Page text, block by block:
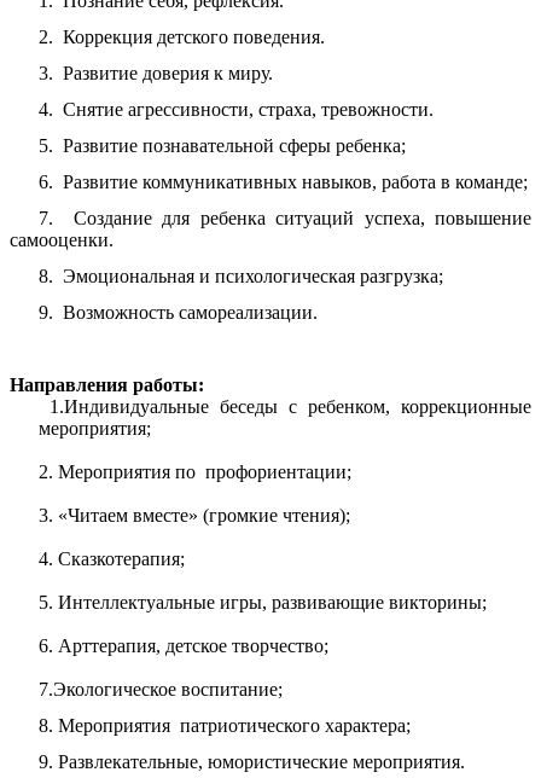
2. Коррекция детского поведения.
3. Развитие доверия к миру.
4. Снятие агрессивности, страха, тревожности.
5. Развитие познавательной сферы ребенка;
6. Развитие коммуникативных навыков, работа в команде;
7. Создание для ребенка ситуаций успеха, повышение
самооценки.
8. Эмоциональная и психологическая разгрузка;
9. Возможность самореализации.
Направления работы:
1.Индивидуальные беседы с ребенком, коррекционные
мероприятия;
2. Мероприятия по профориентации;
3. «Читаем вместе» (громкие чтения);
4. Сказкотерапия;
5. Интеллектуальные игры, развивающие викторины;
6. Арттерапия, детское творчество;
7.Экологическое воспитание;
8. Мероприятия патриотического характера;
9. Развлекательные, юмористические мероприятия.